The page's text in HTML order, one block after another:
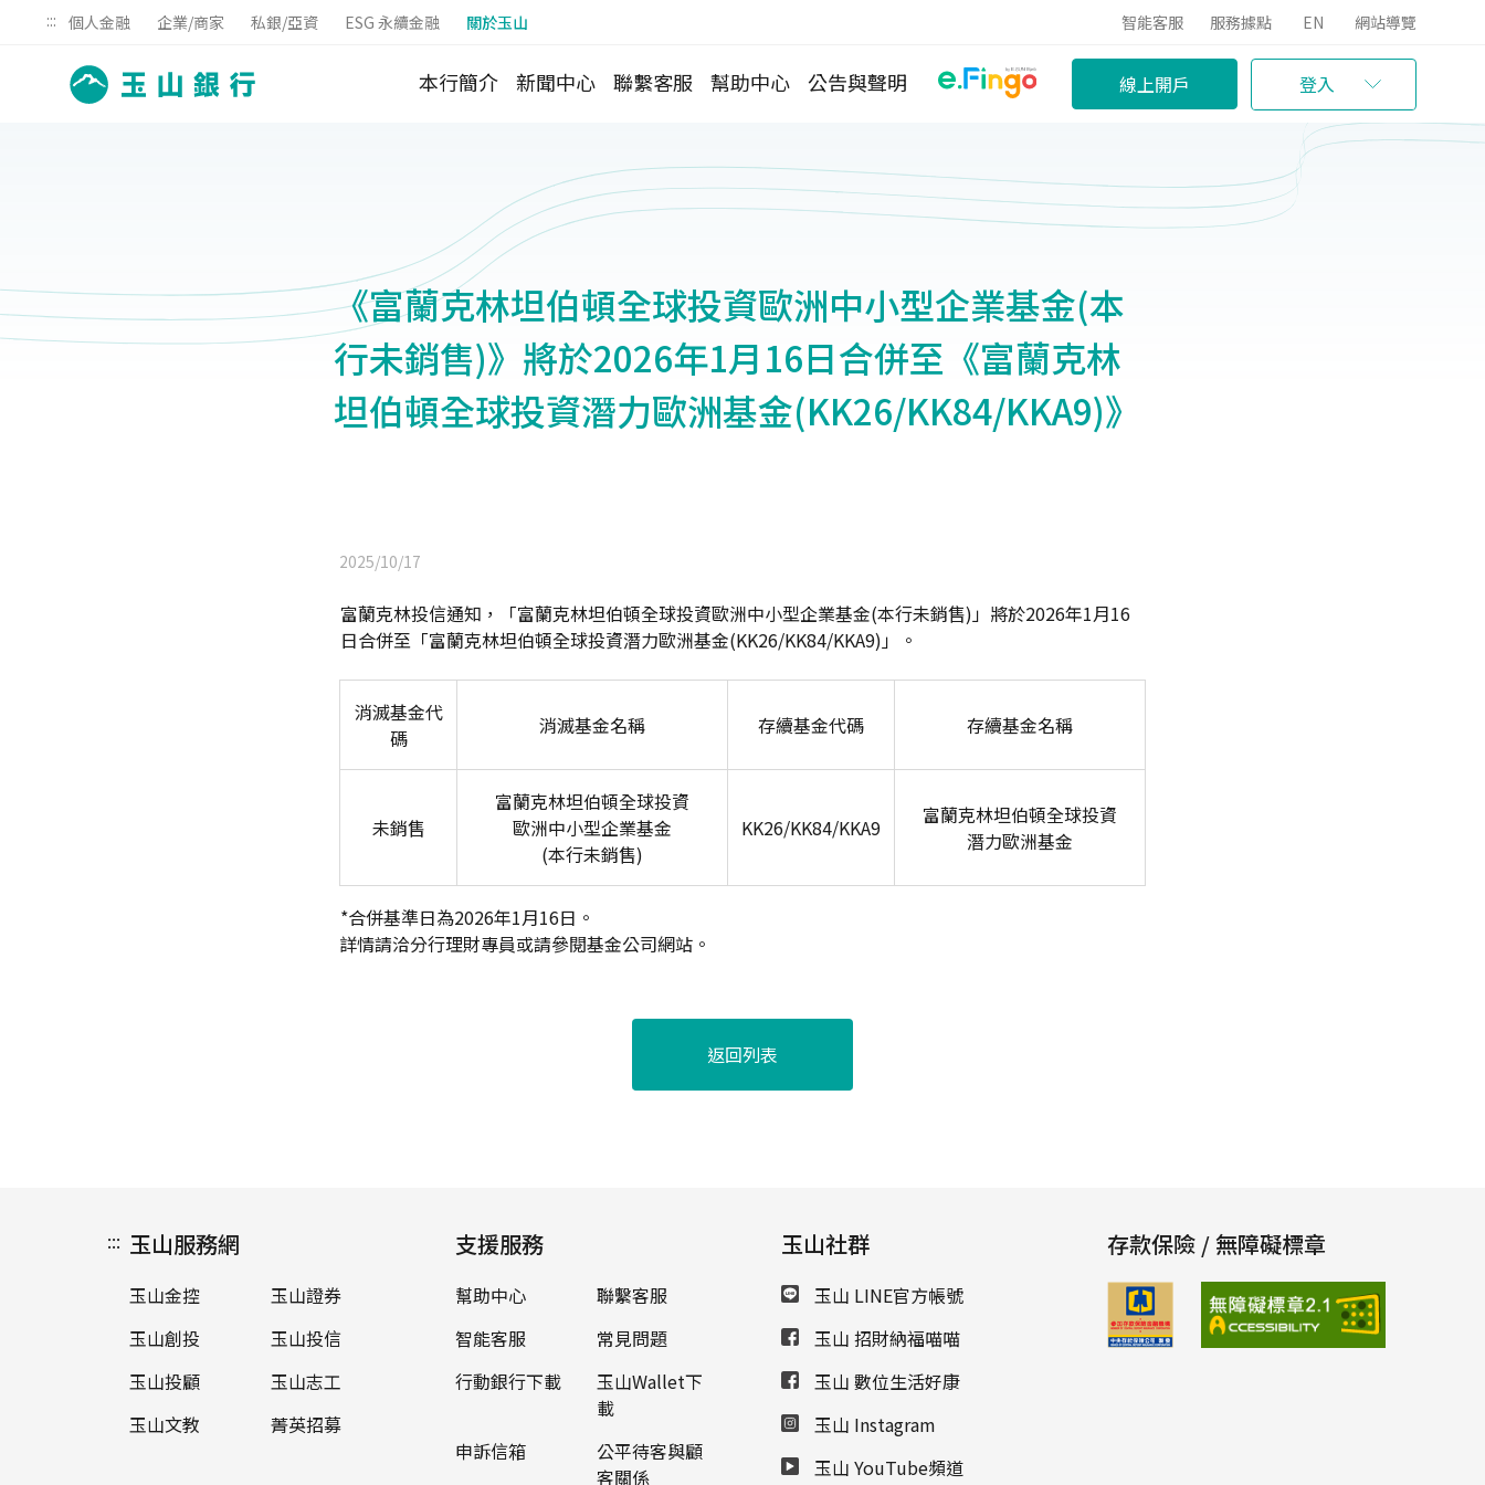
::: 個人金融 企業/商家 私銀/亞資 ESG 永續金融 關於玉山 智能客服 服務據點 EN 網站導覽
本行簡介 新聞中心 聯繫客服 幫助中心 公告與聲明 線上開戶 登入
《富蘭克林坦伯頓全球投資歐洲中小型企業基金(本
行未銷售)》將於2026年1月16日合併至《富蘭克林
坦伯頓全球投資潛力歐洲基金(KK26/KK84/KKA9)》
2025/10/17
富蘭克林投信通知，「富蘭克林坦伯頓全球投資歐洲中小型企業基金(本行未銷售)」將於2026年1月16
日合併至「富蘭克林坦伯頓全球投資潛力歐洲基金(KK26/KK84/KKA9)」。
消滅基金代
碼
消滅基金名稱 存續基金代碼 存續基金名稱
未銷售
富蘭克林坦伯頓全球投資
歐洲中小型企業基金
(本行未銷售)
KK26/KK84/KKA9
富蘭克林坦伯頓全球投資
潛力歐洲基金
*合併基準日為2026年1月16日。
詳情請洽分行理財專員或請參閱基金公司網站。
返回列表
::: 玉山服務網
玉山金控
玉山證券
玉山創投
玉山投信
玉山投顧
玉山志工
玉山文教
菁英招募
支援服務
幫助中心
聯繫客服
智能客服
常見問題
行動銀行下載
玉山Wallet下
載
申訴信箱
公平待客與顧
客關係
玉山社群
玉山 LINE官方帳號
玉山 招財納福喵喵
玉山 數位生活好康
玉山 Instagram
玉山 YouTube頻道
存款保險 / 無障礙標章